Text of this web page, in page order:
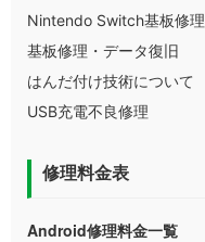
Nintendo Switch基板修理
基板修理・データ復旧
はんだ付け技術について
USB充電不良修理
修理料金表
Android修理料金一覧